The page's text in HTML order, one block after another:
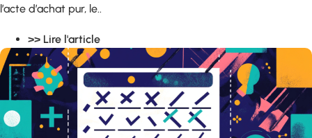
l’acte d’achat pur, le..
>> Lire l'article